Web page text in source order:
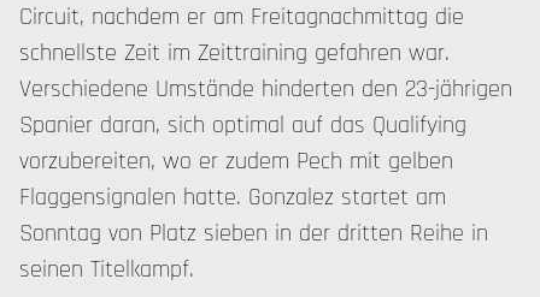
Circuit, nachdem er am Freitagnachmittag die
schnellste Zeit im Zeittraining gefahren war.
Verschiedene Umstände hinderten den 23-jährigen
Spanier daran, sich optimal auf das Qualifying
vorzubereiten, wo er zudem Pech mit gelben
Flaggensignalen hatte. Gonzalez startet am
Sonntag von Platz sieben in der dritten Reihe in
seinen Titelkampf.